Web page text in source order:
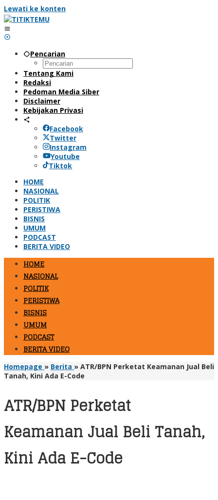
Lewati ke konten
Pencarian
Tentang Kami
Redaksi
Pedoman Media Siber
Disclaimer
Kebijakan Privasi
Facebook
Twitter
Instagram
Youtube
Tiktok
HOME
NASIONAL
POLITIK
PERISTIWA
BISNIS
UMUM
PODCAST
BERITA VIDEO
HOME
NASIONAL
POLITIK
PERISTIWA
BISNIS
UMUM
PODCAST
BERITA VIDEO
Homepage » Berita » ATR/BPN Perketat Keamanan Jual Beli
Tanah, Kini Ada E-Code
ATR/BPN Perketat
Keamanan Jual Beli Tanah,
Kini Ada E-Code